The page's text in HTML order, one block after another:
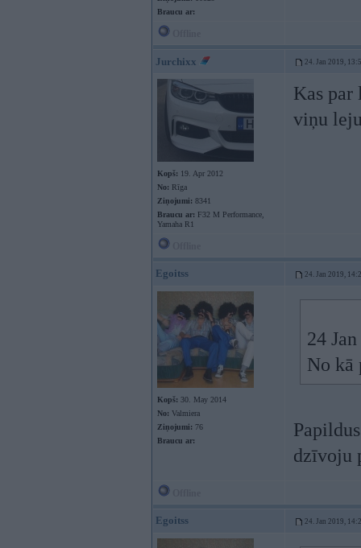
Braucu ar:
Jurchixx 24. Jan 2019,
Kopš: 19. Apr 2012
No: Rīga
Ziņojumi: 8341
Braucu ar: F32 M Performance,
Yamaha R1
Kas
viņu
Egoitss 24. Jan 2019,
Kopš: 30. May 2014
No: Valmiera
Ziņojumi: 76
Braucu ar:
24
No kā
dzīvoju
Egoitss 24. Jan 2019,